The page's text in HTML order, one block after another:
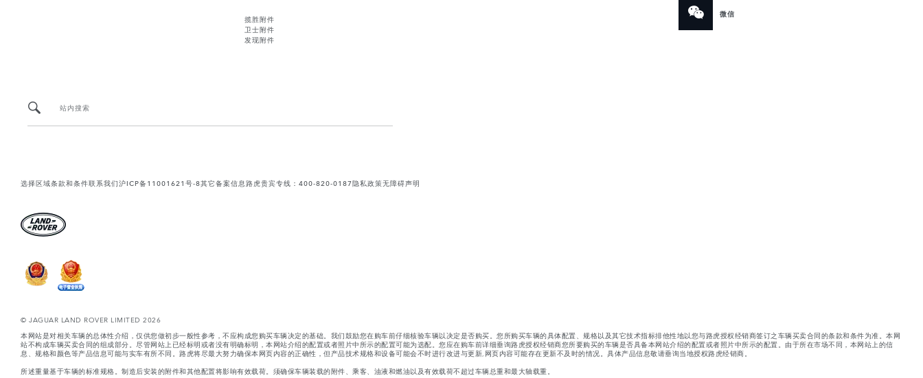
揽胜附件
卫士附件
发现附件
微信
站内搜索
选择区域条款和条件联系我们沪ICP备11001621号-8其它备案信息路虎贵宾专线：400-820-0187隐私政策无障碍声明
© JAGUAR LAND ROVER LIMITED 2026
本网站是对相关车辆的总体性介绍，仅供您做初步一般性参考，不应构成您购买车辆决定的基础。我们鼓励您在购车前仔细核验车辆以决定是否购买。您所购买车辆的具体配置、规格以及其它技术指标排他性地以您与路虎授权经销商签订之车辆买卖合同的条款和条件为准。本网
站不构成车辆买卖合同的组成部分。尽管网站上已经标明或者没有明确标明，本网站介绍的配置或者照片中所示的配置可能为选配。您应在购车前详细垂询路虎授权经销商您所要购买的车辆是否具备本网站介绍的配置或者照片中所示的配置。由于所在市场不同，本网站上的信
息、规格和颜色等产品信息可能与实车有所不同。路虎将尽最大努力确保本网页内容的正确性，但产品技术规格和设备可能会不时进行改进与更新,网页内容可能存在更新不及时的情况。具体产品信息敬请垂询当地授权路虎经销商。
所述重量基于车辆的标准规格。制造后安装的附件和其他配置将影响有效载荷。须确保车辆装载的附件、乘客、油液和燃油以及有效载荷不超过车辆总重和最大轴载重。